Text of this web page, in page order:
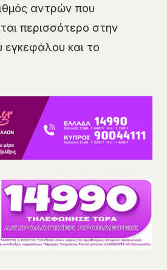
αντρών που
περισσότερο στην
εγκεφάλου και το